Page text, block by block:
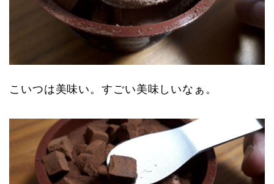
こいつは美味い。すごい美味しいなぁ。